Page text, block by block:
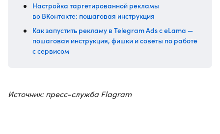
Настройка таргетированной рекламы
во ВКонтакте: пошаговая инструкция
Как запустить рекламу в Telegram Ads с eLama —
пошаговая инструкция, фишки и советы по работе
с сервисом
Источник: пресс-служба Flagram